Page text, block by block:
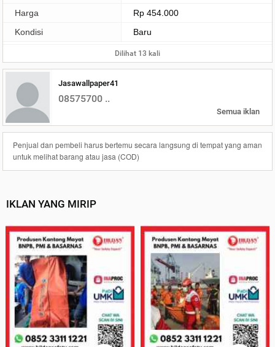
Harga
Rp 454.000
Kondisi
Baru
Dilihat 13 kali
Jasawallpaper41
08575700 ..
Semua iklan
Penjual dan pembeli harus bertemu secara langsung di tempat yang aman
untuk melihat barang atau jasa (COD)
IKLAN YANG MIRIP